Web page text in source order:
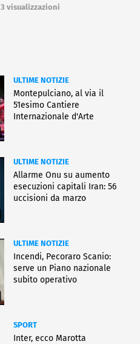
3 visualizzazioni
ULTIME NOTIZIE
Montepulciano, al via il
51esimo Cantiere
Internazionale d'Arte
ULTIME NOTIZIE
Allarme Onu su aumento
esecuzioni capitali Iran: 56
uccisioni da marzo
ULTIME NOTIZIE
Incendi, Pecoraro Scanio:
serve un Piano nazionale
subito operativo
SPORT
Inter, ecco Marotta